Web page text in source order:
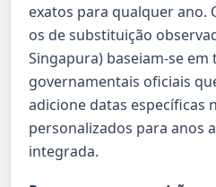
exatos para qualquer ano.
os de substituição
Singapura) baseiam-se em
governamentais oficiais
adicione datas específicas
personalizados para anos
integrada.